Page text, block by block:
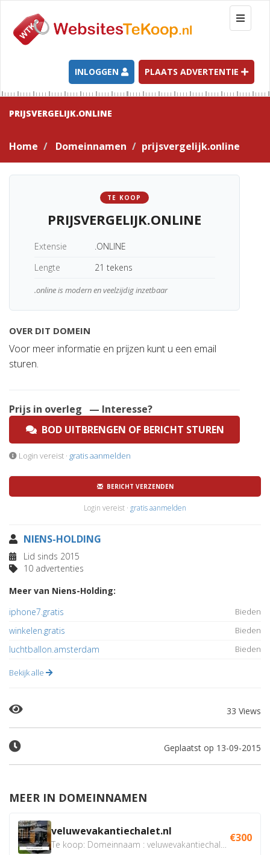
T
o
g
l
e
n
g
a
t
INLOGGEN PLAATS ADVERTENTIE
PRIJSVERGELIJK.ONLINE
Home Domeinnamen prijsvergelijk.online
TE KOOP
PRIJSVERGELIJK.ONLINE
Extensie
.ONLINE
Lengte
21 tekens
.online is modern en veelzijdig inzetbaar
OVER DIT DOMEIN
Voor meer informatie en prijzen kunt u een email
sturen.
Prijs in overleg
— Interesse?
BOD UITBRENGEN OF BERICHT STUREN
Login vereist · gratis aanmelden
BERICHT VERZENDEN
Login vereist · gratis aanmelden
NIENS-HOLDING
Lid sinds 2015
10 advertenties
Meer van Niens-Holding:
iphone7.gratis
Bieden
winkelen.gratis Bieden
luchtballon.amsterdam Bieden
Bekijk alle
33 Views
Geplaatst op 13-09-2015
MEER IN DOMEINNAMEN
veluwevakantiechalet.nl €300